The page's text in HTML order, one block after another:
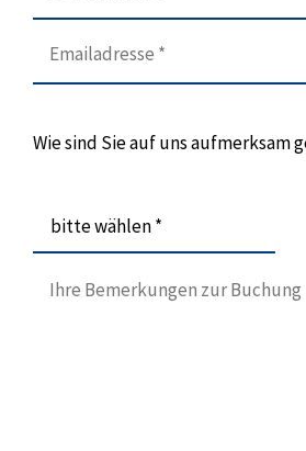
Wie sind Sie auf uns aufmerksam
bitte wählen *